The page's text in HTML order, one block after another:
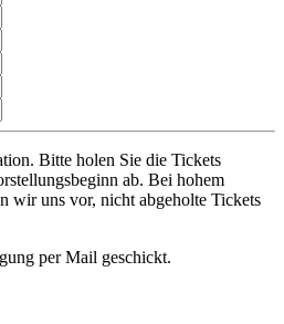
Bitte holen Sie die Tickets
ab. Bei hohem
wir uns vor, nicht abgeholte Tickets
per Mail geschickt.